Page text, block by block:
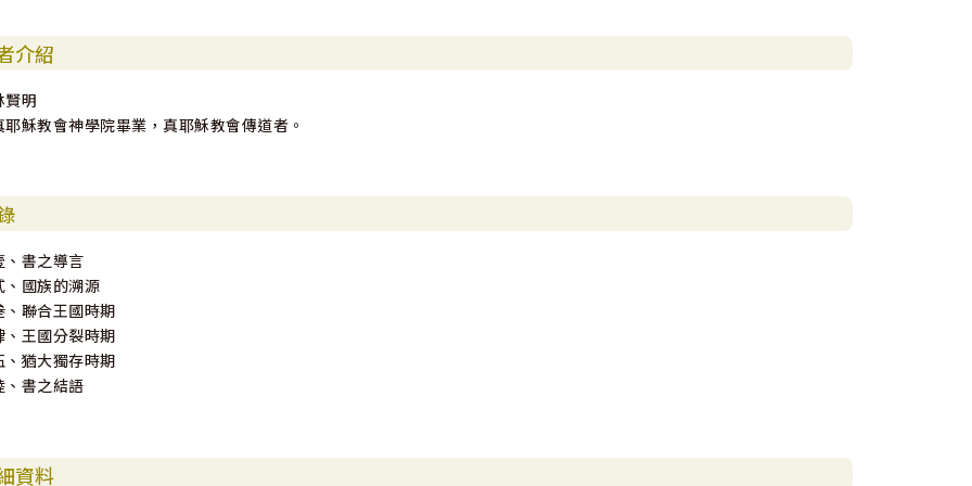
介紹
賢明
耶穌教會神學院畢業，真耶穌教會傳道者。
、書之導言
、國族的溯源
、聯合王國時期
、王國分裂時期
、猶大獨存時期
、書之結語
資料